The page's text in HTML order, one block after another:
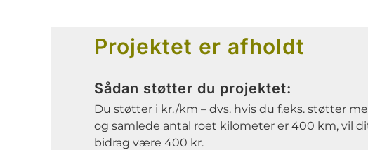
Projektet er afholdt
Sådan støtter du projektet:
Du støtter i kr./km – dvs. hvis du f.eks. støtter
og samlede antal roet kilometer er 400 km, vil
bidrag være 400 kr.